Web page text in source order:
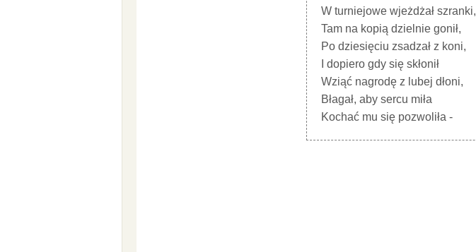
W turniejowe wjeżdżał szranki,
Tam na kopią dzielnie gonił,
Po dziesięciu zsadzał z koni,
I dopiero gdy się skłonił
Wziąć nagrodę z lubej dłoni,
Błagał, aby sercu miła
Kochać mu się pozwoliła -